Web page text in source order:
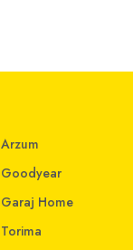
Arzum
Goodyear
Garaj Home
Torima